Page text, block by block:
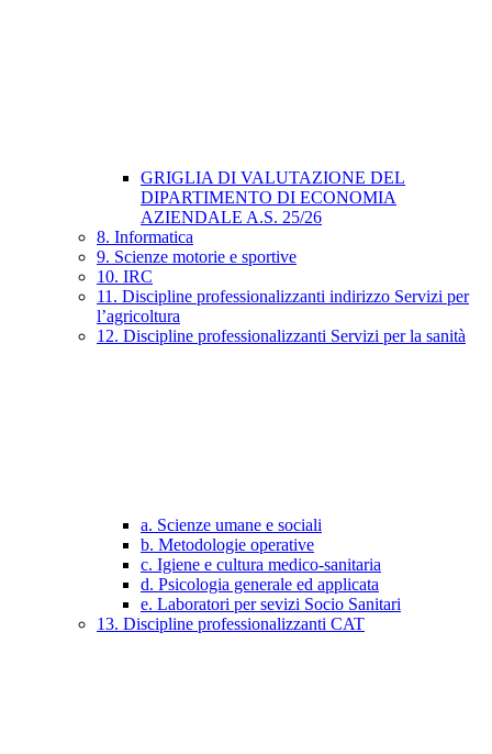
GRIGLIA DI VALUTAZIONE DEL
DIPARTIMENTO DI ECONOMIA
AZIENDALE A.S. 25/26
8. Informatica
9. Scienze motorie e sportive
10. IRC
11. Discipline professionalizzanti indirizzo Servizi per
l’agricoltura
12. Discipline professionalizzanti Servizi per la sanità
a. Scienze umane e sociali
b. Metodologie operative
c. Igiene e cultura medico-sanitaria
d. Psicologia generale ed applicata
e. Laboratori per sevizi Socio Sanitari
13. Discipline professionalizzanti CAT